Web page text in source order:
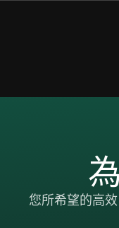
您所希望的高